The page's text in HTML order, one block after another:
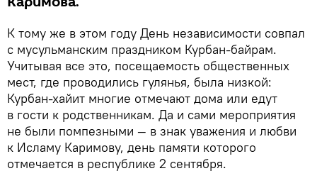
К тому же в этом году День независимости совпал
с мусульманским праздником Курбан-байрам.
Учитывая все это, посещаемость общественных
мест, где проводились гулянья, была низкой:
Курбан-хайит многие отмечают дома или едут
в гости к родственникам. Да и сами мероприятия
не были помпезными — в знак уважения и любви
к Исламу Каримову, день памяти которого
отмечается в республике 2 сентября.